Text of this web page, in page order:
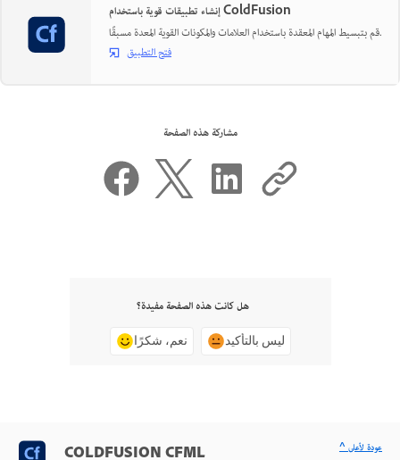
إنشاء تطبيقات قوية باستخدام ColdFusion
قم بتبسيط المهام المعقدة باستخدام العلامات والمكونات القوية المعدة مسبقًا.
فتح التطبيق
مشاركة هذه الصفحة
هل كانت هذه الصفحة مفيدة؟
نعم، شكرًا ليس بالتأكيد
COLDFUSION CFML
^ عودة لأعلى